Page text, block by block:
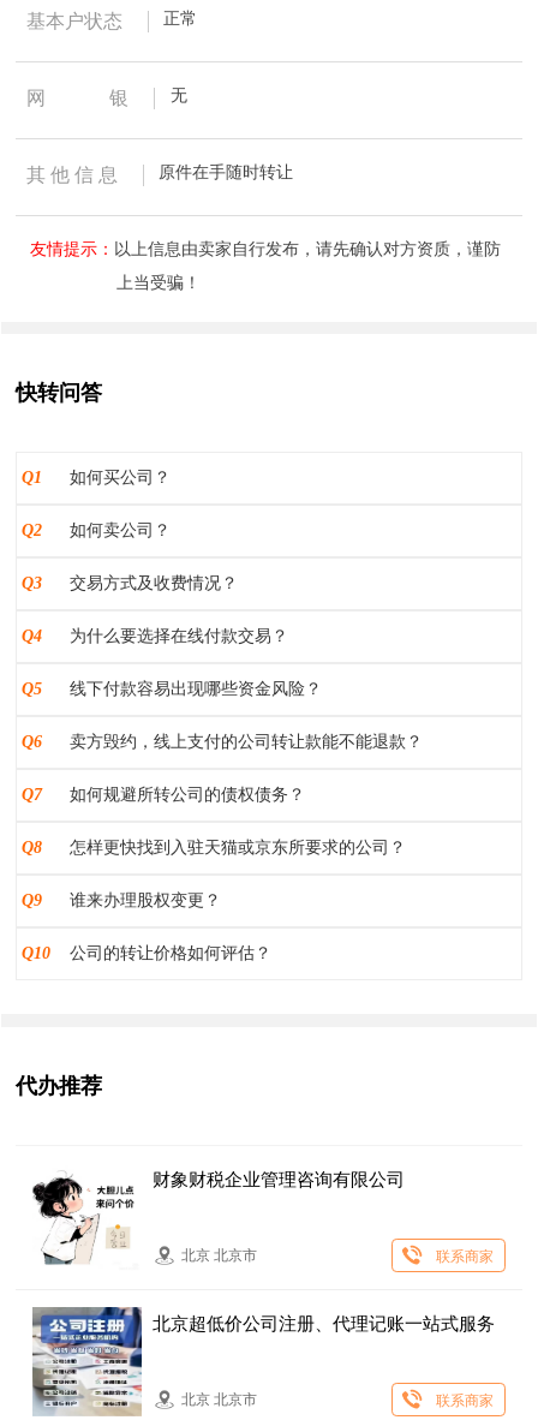
基本户状态 正常
网 银 无
其 他 信 息 原件在手随时转让
友情提示： 以上信息由卖家自行发布，请先确认对方资质，谨防
上当受骗！
快转问答
Q1 如何买公司？
Q2 如何卖公司？
Q3 交易方式及收费情况？
Q4 为什么要选择在线付款交易？
Q5 线下付款容易出现哪些资金风险？
Q6 卖方毁约，线上支付的公司转让款能不能退款？
Q7 如何规避所转公司的债权债务？
Q8 怎样更快找到入驻天猫或京东所要求的公司？
Q9 谁来办理股权变更？
Q10 公司的转让价格如何评估？
代办推荐
财象财税企业管理咨询有限公司
北京 北京市 联系商家
北京超低价公司注册、代理记账一站式服务
北京 北京市 联系商家